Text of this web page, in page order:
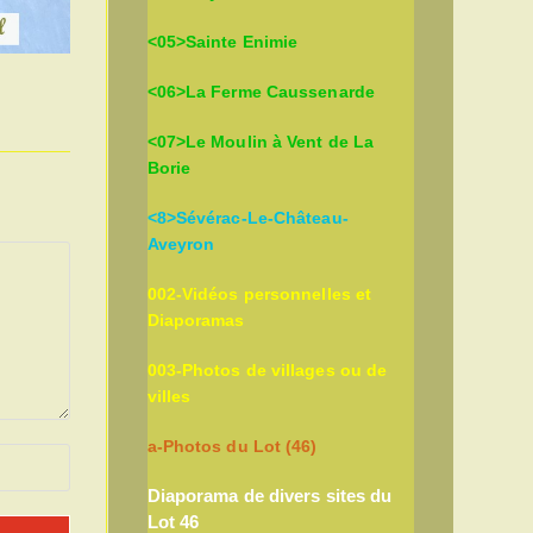
<05>Sainte Enimie
<06>La Ferme Caussenarde
<07>Le Moulin à Vent de La
Borie
<8>Sévérac-Le-Château-
Aveyron
002-Vidéos personnelles et
Diaporamas
003-Photos de villages ou de
villes
a-Photos du Lot (46)
Diaporama de divers sites du
Lot 46